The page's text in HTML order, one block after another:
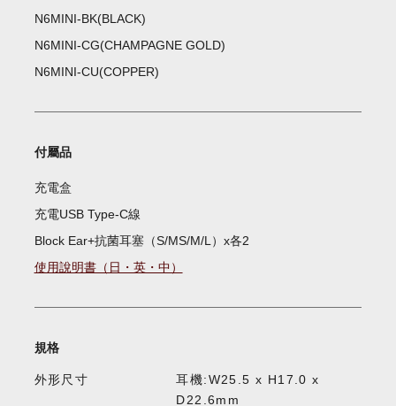
N6MINI-BK(BLACK)
N6MINI-CG(CHAMPAGNE GOLD)
N6MINI-CU(COPPER)
付屬品
充電盒
充電USB Type-C線
Block Ear+抗菌耳塞（S/MS/M/L）x各2
使用說明書（日・英・中）
規格
外形尺寸
耳機:W25.5 x H17.0 x
D22.6mm